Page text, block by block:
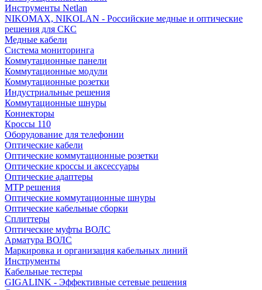
Инструменты Netlan
NIKOMAX, NIKOLAN - Российские медные и оптические
решения для СКС
Медные кабели
Система мониторинга
Коммутационные панели
Коммутационные модули
Коммутационные розетки
Индустриальные решения
Коммутационные шнуры
Коннекторы
Кроссы 110
Оборудование для телефонии
Оптические кабели
Оптические коммутационные розетки
Оптические кроссы и аксессуары
Оптические адаптеры
MTP решения
Оптические коммутационные шнуры
Оптические кабельные сборки
Сплиттеры
Оптические муфты ВОЛС
Арматура ВОЛС
Маркировка и организация кабельных линий
Инструменты
Кабельные тестеры
GIGALINK - Эффективные сетевые решения